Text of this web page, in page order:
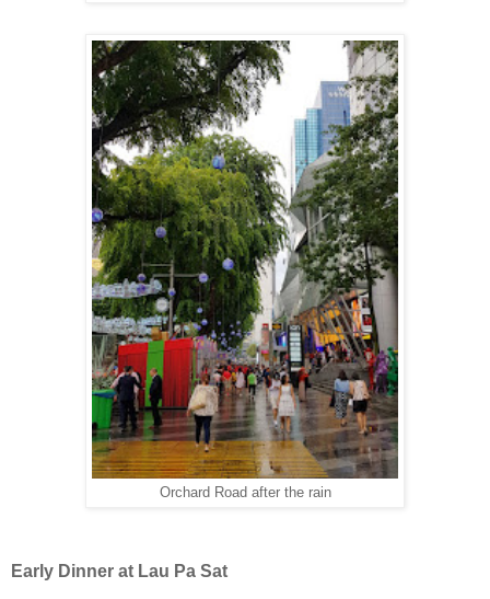
Orchard Road after the rain
Early Dinner at Lau Pa Sat